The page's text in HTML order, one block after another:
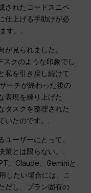
されたコードスニペ
仕上げる手助けが必
す。.
見られました。
クのような印象でし
私を引き戻し続けて
ーチが終わった後の
表現を練り上げた
タスクを整理された
いたのです。.
ーザーにとって、
策とは限らない。.
、Claude、Geminiと
したい場合には、こ
だし、プラン固有の